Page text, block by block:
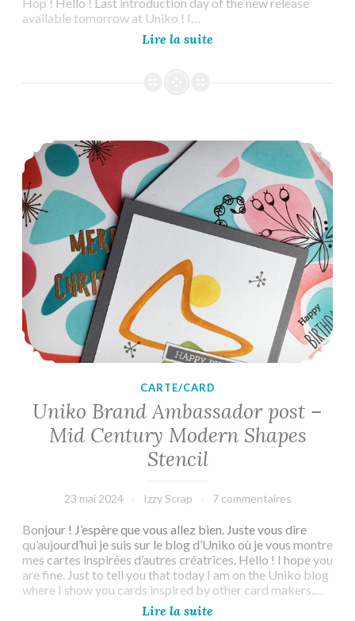
available tomorrow at Uniko ! I…
Lire la suite
Release
4
Uniko Brand Ambassador post – Mid Century Modern Shapes Stencil
CARTE/CARD
Uniko Brand Ambassador post –
Mid Century Modern Shapes
Stencil
23 mai 2024 Izzy Scrap 7 commentaires
Bonjour ! J’espère que vous allez bien. Juste vous dire
qu’aujourd’hui je suis sur le blog d’Uniko où je vous montre
mes cartes inspirées d’autres créatrices. Hello ! I hope you
are fine. Just to tell you that today I am on the Uniko blog
where I show you cards inspired by other card makers.…
Lire la suite